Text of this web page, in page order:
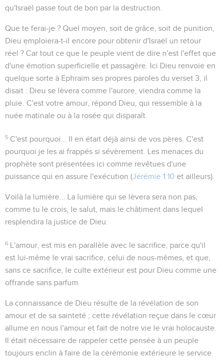
qu'Israël passe tout de bon par la destruction.
Que te ferai-je ? Quel moyen, soit de grâce, soit de punition,
Dieu emploiera-t-il encore pour obtenir d'Israël un retour
réel ? Car tout ce que le peuple vient de dire n'est l'effet que
d'une émotion superficielle et passagère. Ici Dieu renvoie en
quelque sorte à Ephraïm ses propres paroles du verset 3, il
disait : Dieu se lèvera comme l'aurore, viendra comme la
pluie . C'est votre amour, répond Dieu, qui ressemble à la
nuée matinale ou à la rosée qui disparaît.
5 C'est pourquoi...
Il en était déjà ainsi de vos pères. C'est
pourquoi je les ai frappés si sévèrement. Les menaces du
prophète sont présentées ici comme revêtues d'une
puissance qui en assure l'exécution (Jérémie 1.10 et ailleurs).
Voilà la lumière...
La lumière qui se lèvera sera non pas,
comme tu le crois, le salut, mais le châtiment dans lequel
resplendira la justice de Dieu.
6 L'amour , est mis en parallèle avec le sacrifice, parce qu'il
est lui-même le vrai sacrifice, celui de nous-mêmes, et que,
sans ce sacrifice, le culte extérieur est pour Dieu comme une
offrande sans parfum.
La connaissance de Dieu résulte de la révélation de son
amour et de sa sainteté ; cette révélation reçue dans le cœur
allume en nous l'amour et fait de notre vie le vrai holocauste.
Il était nécessaire de rappeler cette pensée à un peuple
toujours enclin à faire de la cérémonie extérieure le service